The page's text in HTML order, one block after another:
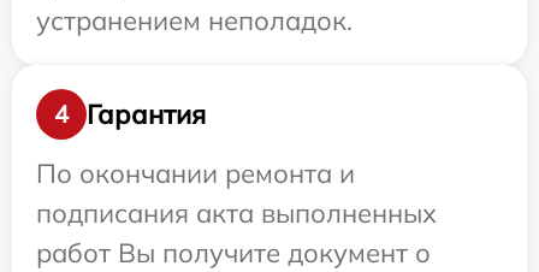
устранением неполадок.
4
Гарантия
По окончании ремонта и
подписания акта выполненных
работ Вы получите документ о